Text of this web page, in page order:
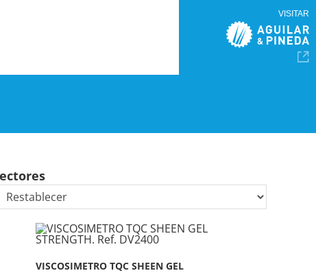
VISITAR
VISCOSIMETRO TQC SHEEN GEL